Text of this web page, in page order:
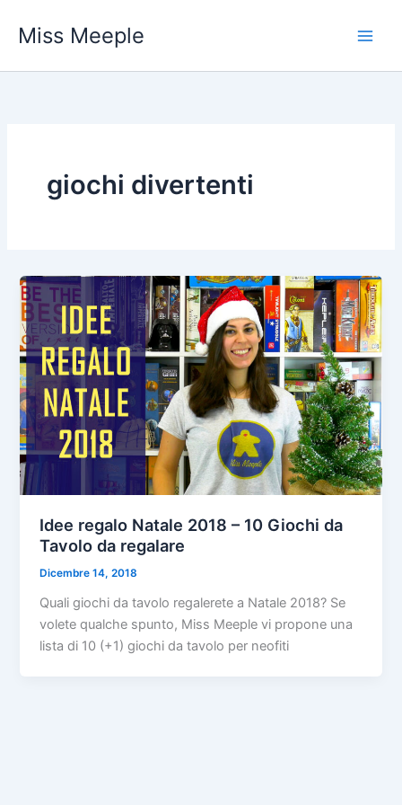
Miss Meeple
giochi divertenti
Idee regalo Natale 2018 – 10 Giochi da
Tavolo da regalare
Dicembre 14, 2018
Quali giochi da tavolo regalerete a Natale 2018? Se
volete qualche spunto, Miss Meeple vi propone una
lista di 10 (+1) giochi da tavolo per neofiti